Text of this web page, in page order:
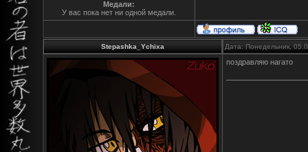
Медали:
У вас пока нет ни одной медали.
Stepashka_Ychixa Дата: Понедельник,
поздравляю нагато